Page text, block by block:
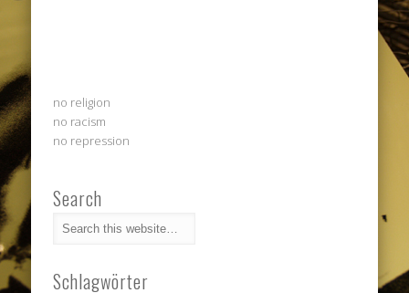
no religion
no racism
no repression
Search
Schlagwörter